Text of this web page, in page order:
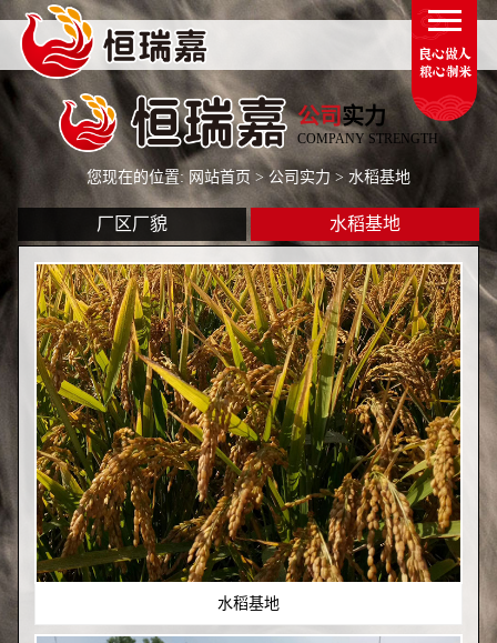
公司实力
COMPANY STRENGTH
您现在的位置: 网站首页 > 公司实力 > 水稻基地
厂区厂貌 水稻基地
水稻基地